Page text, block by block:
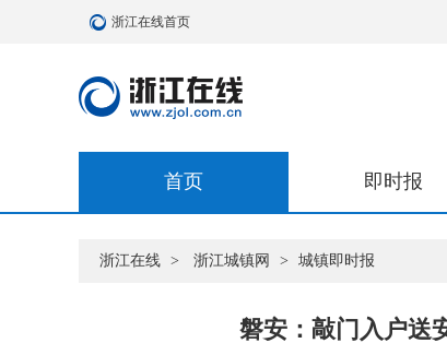
浙江在线首页
首页 即时报
浙江在线 > 浙江城镇网 > 城镇即时报
磐安：敲门入户送